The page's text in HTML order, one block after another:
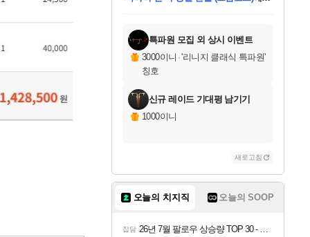
교환.
당첨되셨습니다.
당첨되셨습니다.
당첨되셨습니다.
당첨되셨습니다.
당첨되셨습니다.
당첨되셨습니다.
에디션 (스팀코드)를 교환.
당첨되셨습니다.
특파원 모집 외 상시 이벤트
3000이니 ·'리니지 클래식 특파원'
칭호
신규 레이드 기대평 남기기
1000이니
새로고침
오늘의 치지직 오늘의 SOOP
잡담 26년 7월 팔로우 상승량 TOP 30 - 월간 치지직